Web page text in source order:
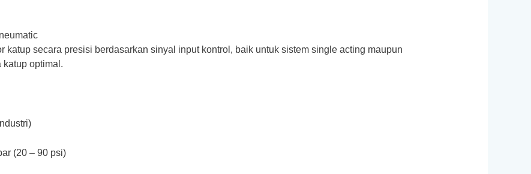
katup secara presisi berdasarkan sinyal input kontrol, baik untuk sistem single acting maupun
katup optimal.
(20 – 90 psi)